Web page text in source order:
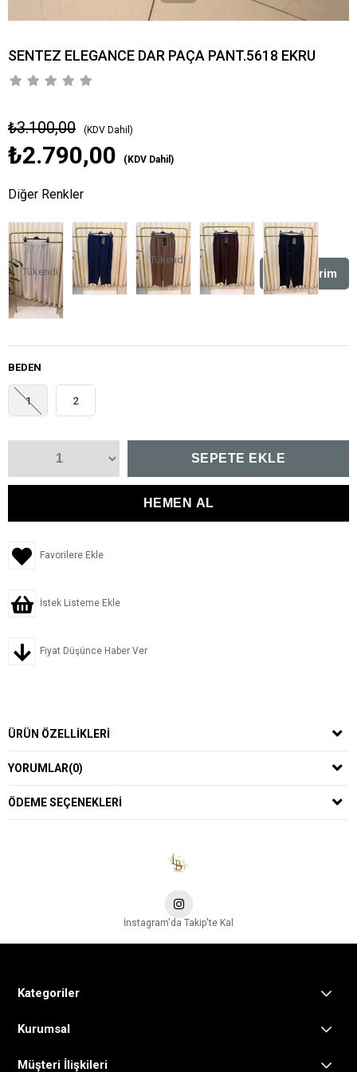
SENTEZ ELEGANCE DAR PAÇA PANT.5618 EKRU
% 10 İndirim
₺3.100,00 (KDV Dahil)
₺2.790,00 (KDV Dahil)
Diğer Renkler
Tükendi
Tükendi
BEDEN
1 2
Favorilere Ekle
İstek Listeme Ekle
Fiyat Düşünce Haber Ver
ÜRÜN ÖZELLIKLERI
YORUMLAR(0)
ÖDEME SEÇENEKLERI
İnstagram'da Takip'te Kal
Kategoriler
Kurumsal
Müşteri İlişkileri